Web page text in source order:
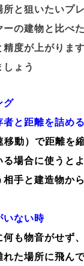
と狙いたいプ
の建物と比べ
精度が上がりま
ょう
グ
者と距離を詰め
移動）で距離を
場合に使うと
手と建造物か
いない時
何も物音がせず
れた場所に飛ん